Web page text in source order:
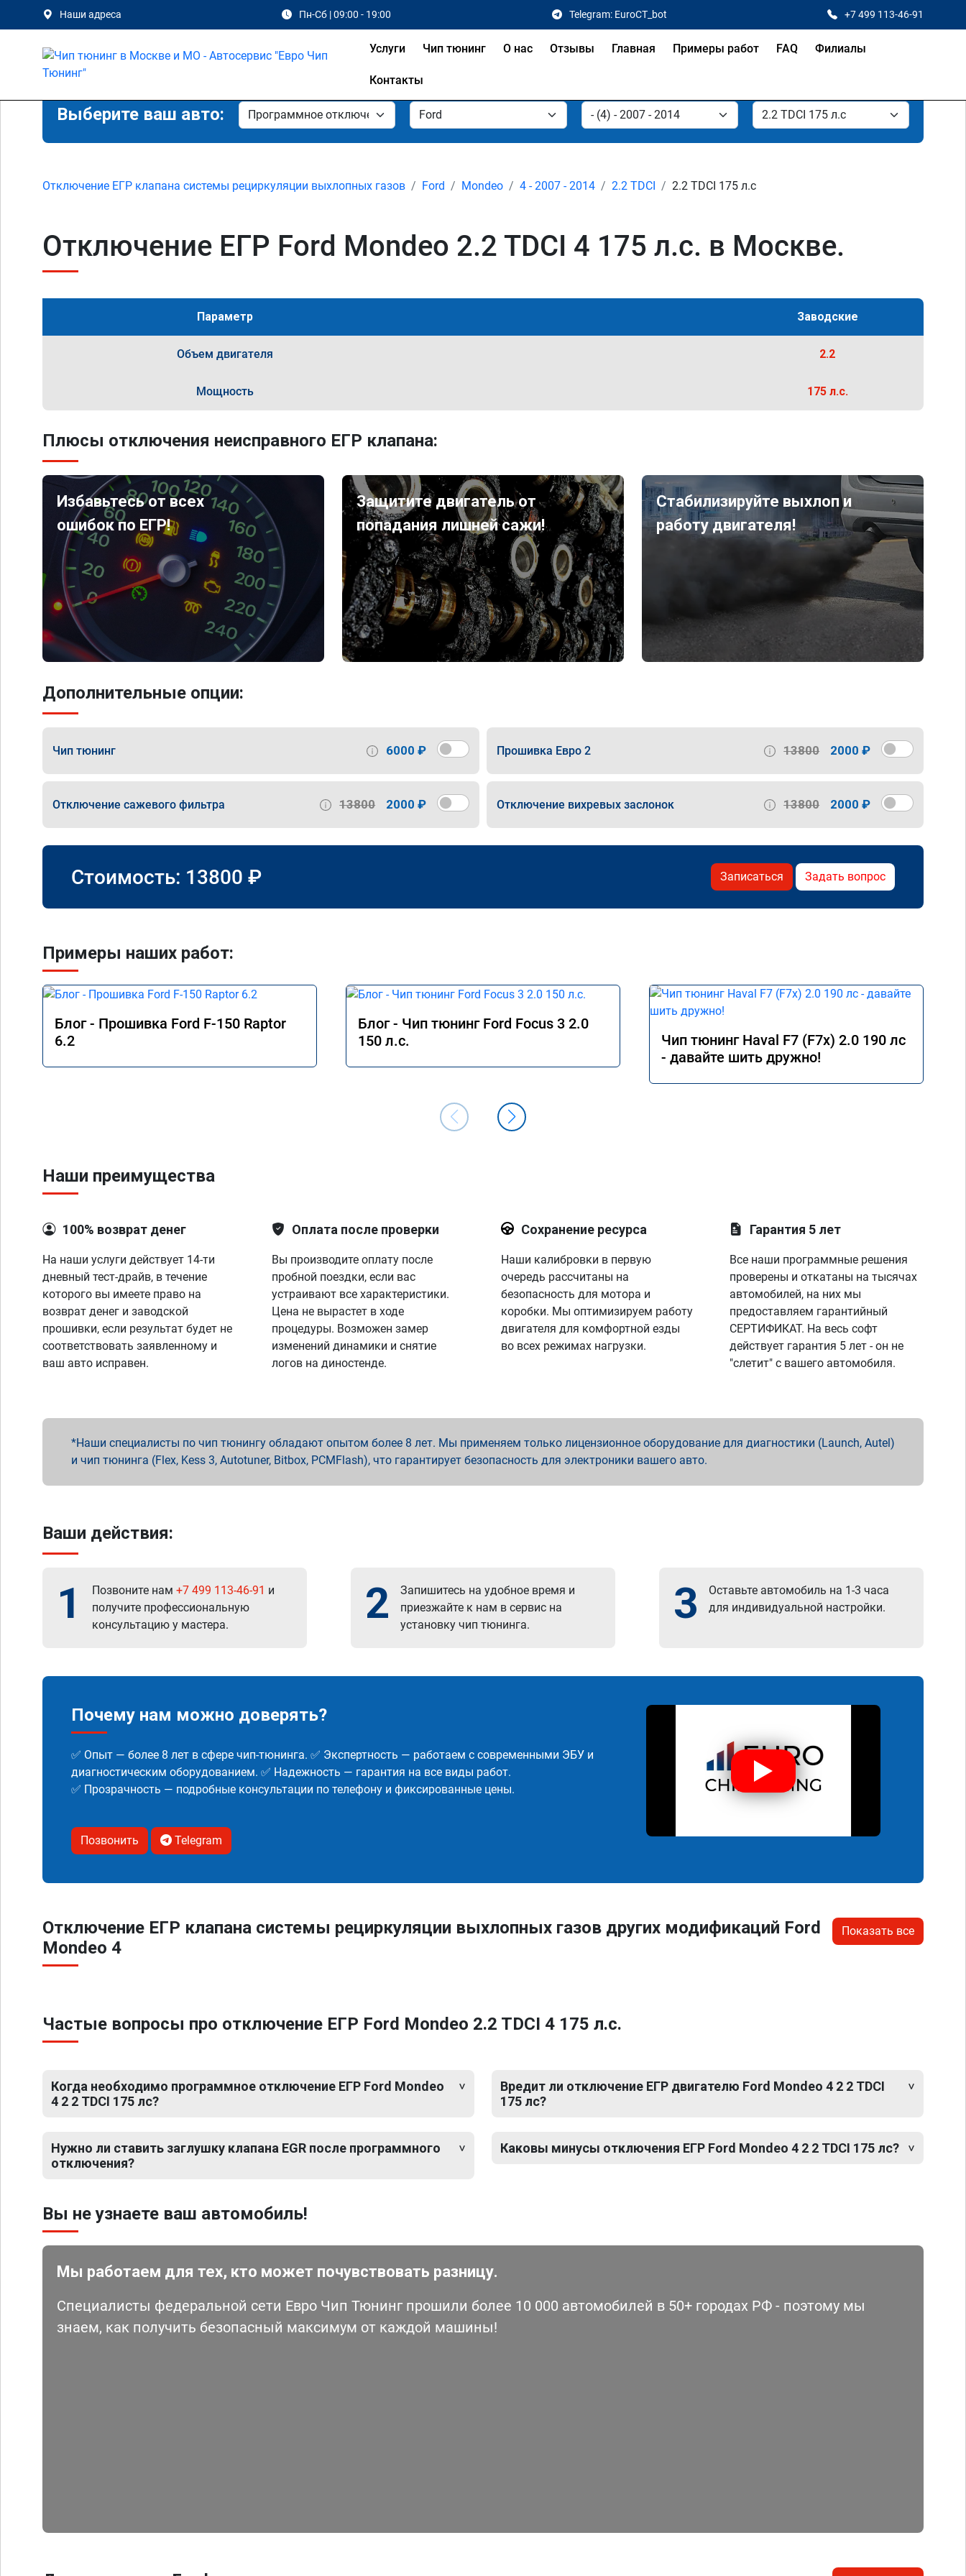
Наши адреса Пн-Сб | 09:00 - 19:00 Telegram: EuroCT_bot +7 499 113-46-91
Услуги Чип тюнинг О нас Отзывы Главная Примеры работ FAQ Филиалы
Контакты
Выберите ваш авто:
Отключение ЕГР клапана системы рециркуляции выхлопных газов Ford Mondeo 4 - 2007 - 2014 2.2 TDCI 2.2 TDCI 175 л.с
Отключение ЕГР Ford Mondeo 2.2 TDCI 4 175 л.с. в Москве.
Параметр Заводские
Объем двигателя 2.2
Мощность 175 л.с.
Плюсы отключения неисправного ЕГР клапана:
Избавьтесь от всех
ошибок по ЕГР!
Защитите двигатель от
попадания лишней сажи!
Стабилизируйте выхлоп и
работу двигателя!
Дополнительные опции:
Чип тюнинг 6000 ₽ Прошивка Евро 2 13800 2000 ₽
Отключение сажевого фильтра 13800 2000 ₽ Отключение вихревых заслонок 13800 2000 ₽
Стоимость: 13800 ₽ Записаться Задать вопрос
Примеры наших работ:
Блог - Прошивка Ford F-150 Raptor
6.2
Блог - Чип тюнинг Ford Focus 3 2.0
150 л.с.
Чип тюнинг Haval F7 (F7x) 2.0 190 лс
- давайте шить дружно!
Наши преимущества
100% возврат денег
На наши услуги действует 14-ти
дневный тест-драйв, в течение
которого вы имеете право на
возврат денег и заводской
прошивки, если результат будет не
соответствовать заявленному и
ваш авто исправен.
Оплата после проверки
Вы производите оплату после
пробной поездки, если вас
устраивают все характеристики.
Цена не вырастет в ходе
процедуры. Возможен замер
изменений динамики и снятие
логов на диностенде.
Сохранение ресурса
Наши калибровки в первую
очередь рассчитаны на
безопасность для мотора и
коробки. Мы оптимизируем работу
двигателя для комфортной езды
во всех режимах нагрузки.
Гарантия 5 лет
Все наши программные решения
проверены и откатаны на тысячах
автомобилей, на них мы
предоставляем гарантийный
СЕРТИФИКАТ. На весь софт
действует гарантия 5 лет - он не
"слетит" с вашего автомобиля.
Наши специалисты по чип тюнингу обладают опытом более 8 лет. Мы применяем только лицензионное оборудование для диагностики (Launch, Autel)
и чип тюнинга (Flex, Kess 3, Autotuner, Bitbox, PCMFlash), что гарантирует безопасность для электроники вашего авто.
Ваши действия:
1 Позвоните нам +7 499 113-46-91 и
получите профессиональную
консультацию у мастера.
2
Запишитесь на удобное время и
приезжайте к нам в сервис на
установку чип тюнинга.
3
Оставьте автомобиль на 1-3 часа
для индивидуальной настройки.
Почему нам можно доверять?
✅ Опыт — более 8 лет в сфере чип-тюнинга. ✅ Экспертность — работаем с современными ЭБУ и
диагностическим оборудованием. ✅ Надежность — гарантия на все виды работ.
✅ Прозрачность — подробные консультации по телефону и фиксированные цены.
Позвонить Telegram
Отключение ЕГР клапана системы рециркуляции выхлопных газов других модификаций Ford
Mondeo 4
Показать все
Частые вопросы про отключение ЕГР Ford Mondeo 2.2 TDCI 4 175 л.с.
Когда необходимо программное отключение ЕГР Ford Mondeo
4 2 2 TDCI 175 лс?
Нужно ли ставить заглушку клапана EGR после программного
отключения?
Вредит ли отключение ЕГР двигателю Ford Mondeo 4 2 2 TDCI
175 лс?
Каковы минусы отключения ЕГР Ford Mondeo 4 2 2 TDCI 175 лс?
Вы не узнаете ваш автомобиль!
Мы работаем для тех, кто может почувствовать разницу.
Специалисты федеральной сети Евро Чип Тюнинг прошили более 10 000 автомобилей в 50+ городах РФ - поэтому мы
знаем, как получить безопасный максимум от каждой машины!